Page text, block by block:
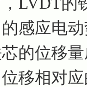
感应电
的位移
移相对